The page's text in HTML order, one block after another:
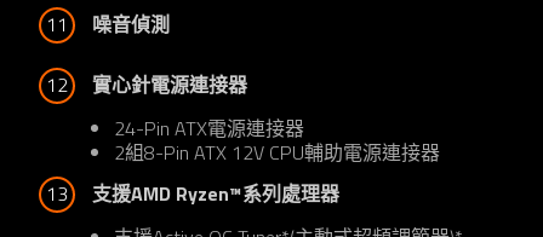
11
噪音偵測
12
實心針電源連接器
24-Pin ATX電源連接器
2組8-Pin ATX 12V CPU輔助電源連接器
13
支援AMD Ryzen™系列處理器